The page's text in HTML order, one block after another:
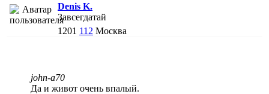
Denis K.
Завсегдатай
1201 112 Москва
john-a70
Да и живот очень впалый.